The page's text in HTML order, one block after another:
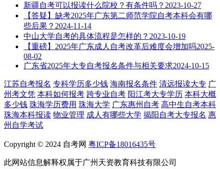
新疆自考可以报读什么院校？有条件吗？ 2023-10-27
【答疑】缺考2025年广东第二师范学院自考本科会有哪
些后果？ 2024-11-14
中山大学自考的具体流程是怎样的？ 2023-10-19
【重磅】2025年广东成人自考改革后难度会增加吗2025-
08-02
广东省2025年大专自考报名条件与相关要求2024-10-15
江苏自考报名 专科学历多少钱 海南报名条件 清远报读大专 广
州考文凭 本科如何报考 跨专业自考 阳江考大专学历 本科大概
多少钱 珠海学历费用 珠海大学 广东惠州自考 高中生自考本科
珠海本科报读 物业管理 成人有哪些大学 揭阳自考大专报名 惠
州自学考试
Copyright © 2024 自考网 粤ICP备18016435号
此网站信息解释权属于广州天资教育科技有限公司